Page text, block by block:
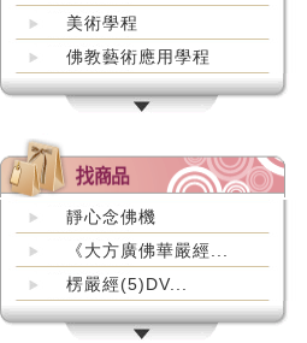
美術學程
佛教藝術應用學程
靜心念佛機
《大方廣佛華嚴經...
楞嚴經(5)DV...